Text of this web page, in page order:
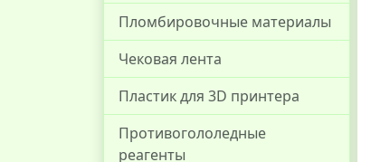
Пломбировочные материалы
Чековая лента
Пластик для 3D принтера
Противогололедные
реагенты